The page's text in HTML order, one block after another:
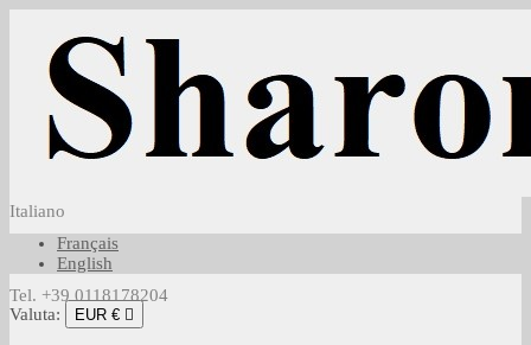
Italiano
Français
English
Tel. +39 0118178204
Valuta:
EUR € 